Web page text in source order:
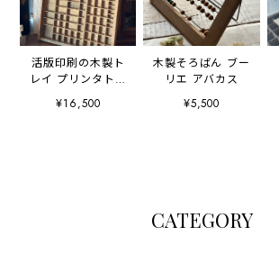
活版印刷の木製ト
レイ プリンタトレ
イ
¥16,500
木製そろばん ブー
リエ アバカス
¥5,500
CATEGORY